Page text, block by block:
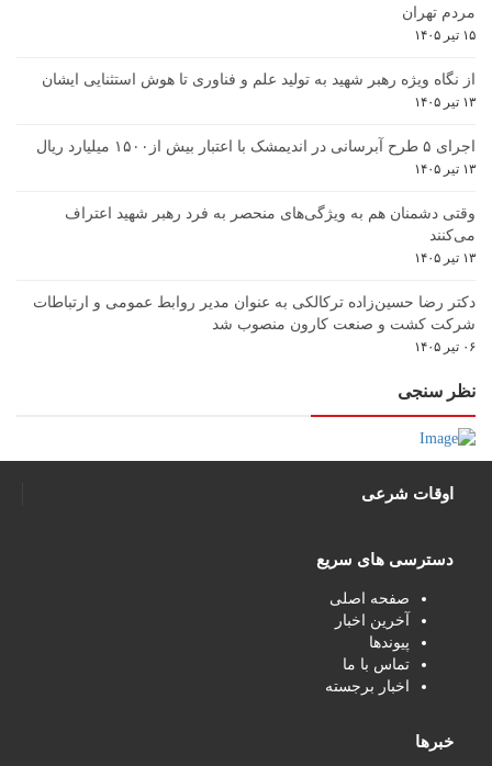
مردم تهران
۱۵ تیر ۱۴۰۵
از نگاه ویژه رهبر شهید به تولید علم و فناوری تا هوش استثنایی ایشان
۱۳ تیر ۱۴۰۵
اجرای ۵ طرح آبرسانی در اندیمشک با اعتبار بیش از۱۵۰۰ میلیارد ریال
۱۳ تیر ۱۴۰۵
وقتی دشمنان هم به ویژگی‌های منحصر به فرد رهبر شهید اعتراف
می‌کنند
۱۳ تیر ۱۴۰۵
دکتر رضا حسین‌زاده ترکالکی به عنوان مدیر روابط عمومی و ارتباطات
شرکت کشت و صنعت کارون منصوب شد
۰۶ تیر ۱۴۰۵
نظر سنجی
اوقات شرعی
دسترسی های سریع
صفحه اصلی
آخرین اخبار
پیوندها
تماس با ما
اخبار برجسته
خبرها